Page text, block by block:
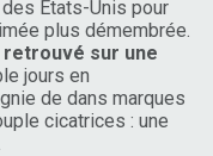
Etats-Unis pour
plus démembrée.
sur une
jours en
de dans marques
cicatrices : une